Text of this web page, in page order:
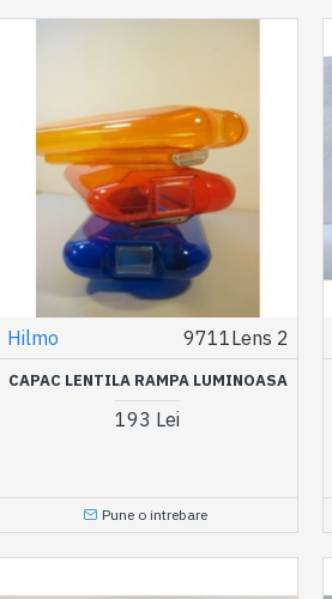
Hilmo 9711Lens 2
CAPAC LENTILA RAMPA LUMINOASA
193 Lei
Pune o intrebare